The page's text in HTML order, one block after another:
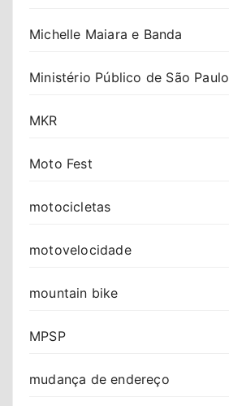
Michelle Maiara e Banda
Ministério Público de São Paulo
MKR
Moto Fest
motocicletas
motovelocidade
mountain bike
MPSP
mudança de endereço